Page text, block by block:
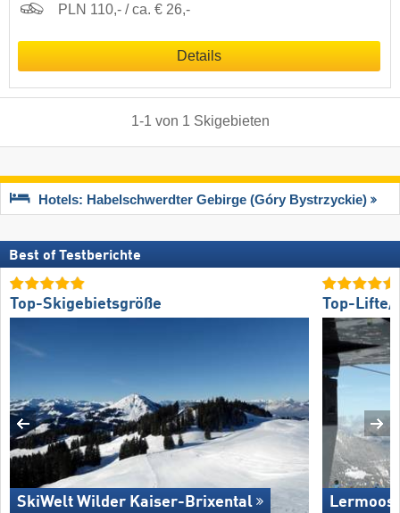
PLN 110,- / ca. € 26,-
Details
1-1 von 1 Skigebieten
Hotels: Habelschwerdter Gebirge (Góry Bystrzyckie)
Best of Testberichte
Top-Skigebietsgröße
SkiWelt Wilder Kaiser-Brixental
Top-Lifte/
Lermoos